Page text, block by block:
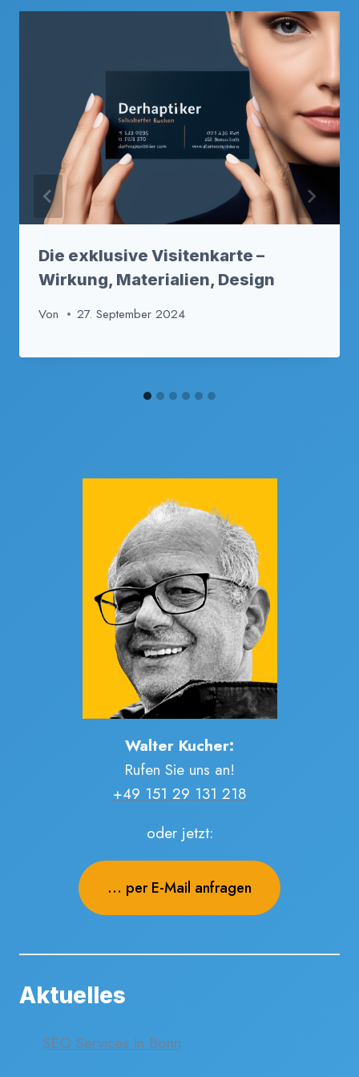
Die exklusive Visitenkarte –
Wirkung, Materialien, Design
Von 27. September 2024
Walter Kucher:
Rufen Sie uns an!
+49 151 29 131 218
oder jetzt:
... per E-Mail anfragen
Aktuelles
SEO Services in Bonn